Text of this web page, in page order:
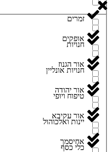
זמרים
חנויות
חנויות אונליין
טיפוח ויופי
יינות ואלכוהול
כלי כסף
אופקים
אור הגנוז
אור יהודה
אור עקיבא
אחיסמך